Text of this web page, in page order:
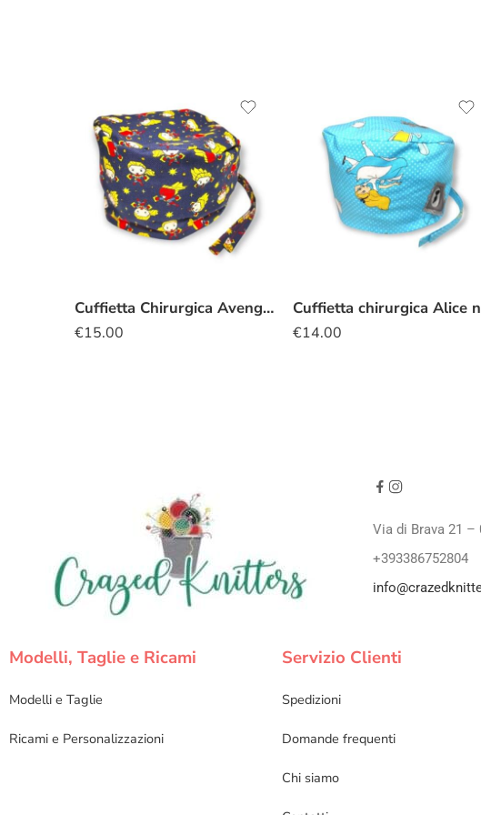
Cuffietta Chirurgica Avengers Capitan Marvel
€15.00 €14.00
Via di Brava 21 –
+393386752804
Modelli, Taglie e Ricami
Modelli e Taglie
Ricami e Personalizzazioni
Servizio Clienti
Spedizioni
Domande frequenti
Chi siamo